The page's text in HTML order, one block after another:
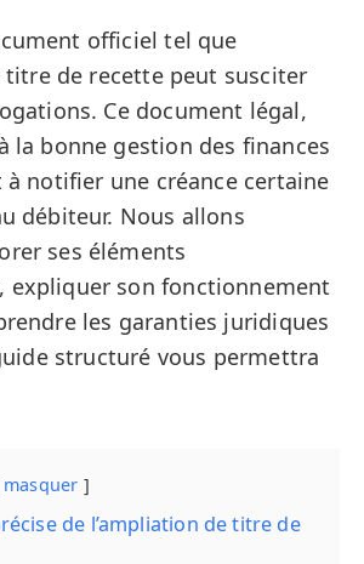
officiel tel que
titre de recette peut susciter
Ce document légal,
la bonne gestion des finances
notifier une créance certaine
débiteur. Nous allons
ses éléments
expliquer son fonctionnement
les garanties juridiques
structuré vous permettra
masquer
de l’ampliation de titre de